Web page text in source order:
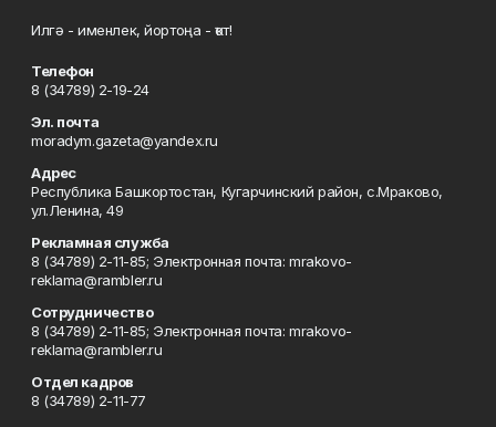
Илгә - именлек, йортоңа - ҡот!
Телефон
8 (34789) 2-19-24
Эл. почта
moradym.gazeta@yandex.ru
Адрес
Республика Башкортостан, Кугарчинский район, с.Мраково,
ул.Ленина, 49
Рекламная служба
8 (34789) 2-11-85; Электронная почта: mrakovo-
reklama@rambler.ru
Сотрудничество
8 (34789) 2-11-85; Электронная почта: mrakovo-
reklama@rambler.ru
Отдел кадров
8 (34789) 2-11-77